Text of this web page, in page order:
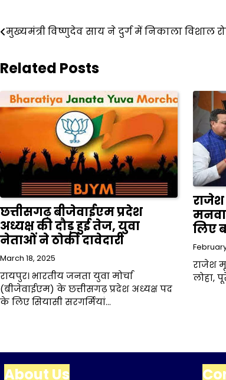
Post
मुख्यमंत्री विष्णुदेव साय ने दुर्ग में निकाला विशाल
Related Posts
छत्तीसगढ़ बीजेवाईएम प्रदेश
अध्यक्ष की दौड़ हुई तेज, युवा
नेताओं ने ठोकी दावेदारी
March 18, 2025
रायपुर। भारतीय जनता युवा मोर्चा
(बीजेवाईएम) के छत्तीसगढ़ प्रदेश अध्यक्ष पद
के लिए सियासी सरगर्मियां…
लिए
राजेश
लोहा,
About Us